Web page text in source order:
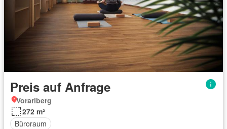
Preis auf Anfrage
Vorarlberg
272 m²
Büroraum